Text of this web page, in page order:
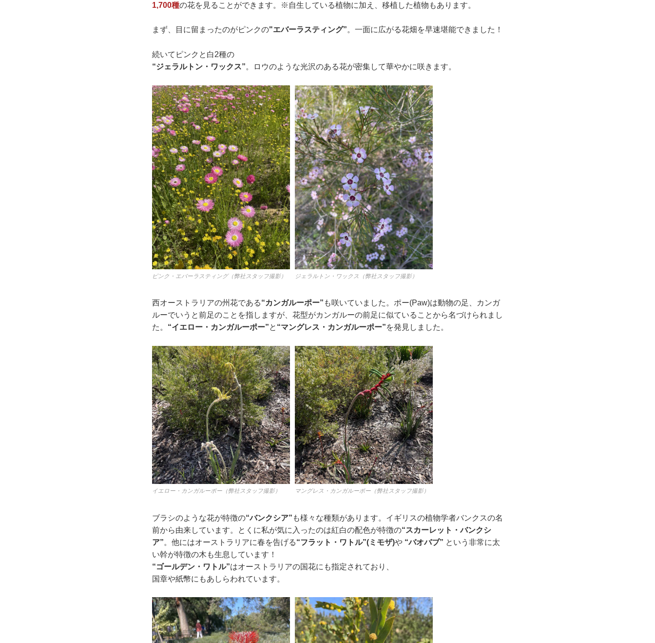
1,700種の花を見ることができます。※自生している植物に加え、移植した植物もあります。
まず、目に留まったのがピンクの"エバーラスティング”。一面に広がる花畑を早速堪能できました！
続いてピンクと白2種の
“ジェラルトン・ワックス”。ロウのような光沢のある花が密集して華やかに咲きます。
ピンク・エバーラスティング（弊社スタッフ撮影） ジェラルトン・ワックス（弊社スタッフ撮影）
西オーストラリアの州花である“カンガルーポー” も咲いていました。ポー(Paw)は動物の足、カンガ
ルーでいうと前足のことを指しますが、花型がカンガルーの前足に似ていることから名づけられまし
た。 “イエロー・カンガルーポー”と “マングレス・カンガルーポー”を発見しました。
イエロー・カンガルーポー（弊社スタッフ撮影） マングレス・カンガルーポー（弊社スタッフ撮影）
ブラシのような花が特徴の“バンクシア” も様々な種類があります。イギリスの植物学者バンクスの名
前から由来しています。とくに私が気に入ったのは紅白の配色が特徴の“スカーレット・バンクシ
ア”。他にはオーストラリアに春を告げる“フラット・ワトル”(ミモザ)や “バオバブ” という非常に太
い幹が特徴の木も生息しています！
“ゴールデン・ワトル”はオーストラリアの国花にも指定されており、
国章や紙幣にもあしらわれています。